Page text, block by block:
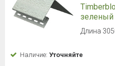
зеленый
Длина
Наличие: Уточняйте